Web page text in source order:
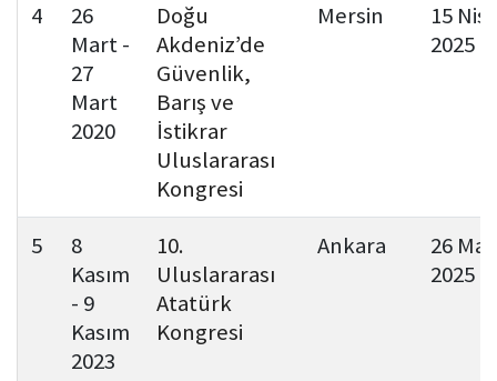
4
26
Mart -
27
Mart
2020
Doğu
Akdeniz’de
Güvenlik,
Barış ve
İstikrar
Uluslararası
Kongresi
Mersin
15
2025
5
8
Kasım
- 9
Kasım
2023
10.
Uluslararası
Atatürk
Kongresi
Ankara
26
2025